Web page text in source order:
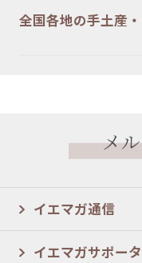
全国各地の手土産
メ
イエマガ通信
イエマガサポー